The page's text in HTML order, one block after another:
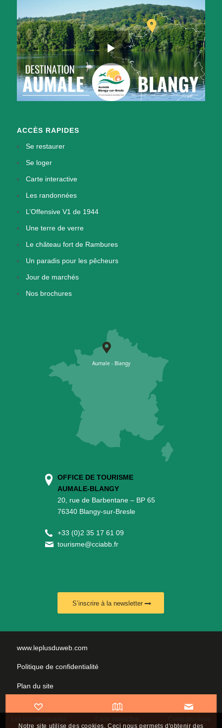
Les incontournables Carte interactive Contactez-nous
ACCÈS RAPIDES
Se restaurer
Se loger
Carte interactive
Les randonnées
L’Offensive V1 de 1944
Une terre de verre
Le château fort de Rambures
Un paradis pour les pêcheurs
Jour de marchés
Nos brochures
OFFICE DE TOURISME
AUMALE-BLANGY
20, rue de Barbentane – BP 65
76340 Blangy-sur-Bresle
+33 (0)2 35 17 61 09
tourisme@cciabb.fr
S’inscrire à la newsletter
www.leplusduweb.com
Politique de confidentialité
Plan du site
Mentions légales
Nous contacter
Notre site utilise des cookies. Ceci nous permets d'obtenir des